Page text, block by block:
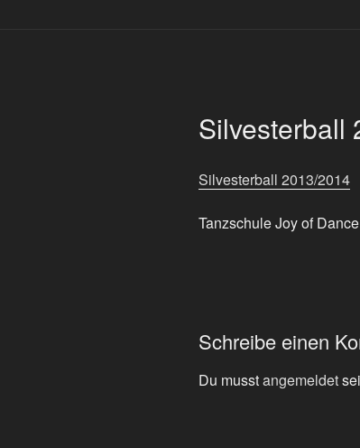
Silvesterball
Silvesterball 2013/2014
Tanzschule Joy of
Schreibe einen
Du musstangemeldet